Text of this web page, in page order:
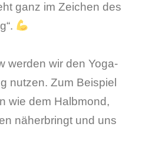
ganz im Zeichen des
werden wir den Yoga-
nutzen. Zum Beispiel
wie dem Halbmond,
näherbringt und uns